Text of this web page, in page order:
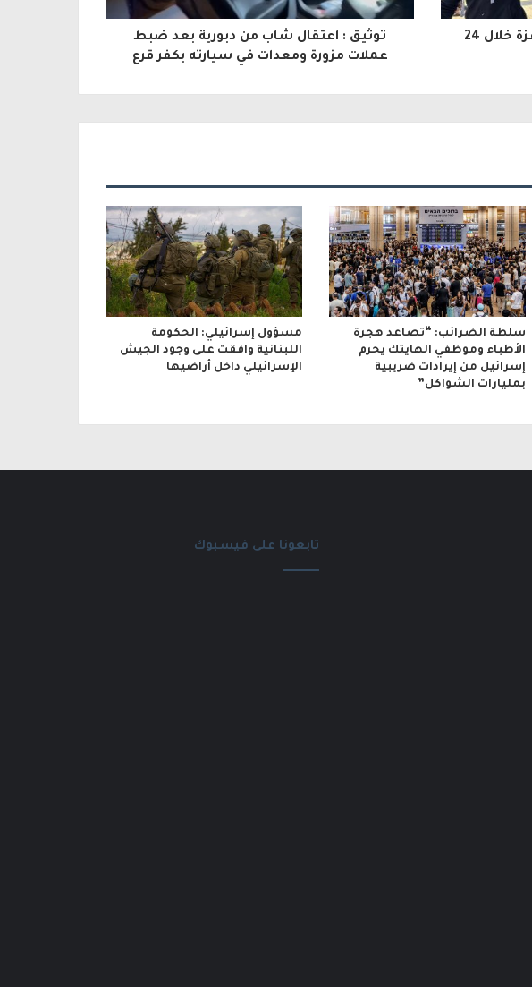
صحة غزة: 5 مجازر للاحتلال في غزة خلال 24
توثيق : اعتقال شاب من دبورية بعد ضبط
عملات مزورة ومعدات في سيارته بكفر قرع
سلطة الضرائب: “تصاعد هجرة
الأطباء وموظفي الهايتك يحرم
إسرائيل من إيرادات ضريبية
بمليارات الشواكل”
مسؤول إسرائيلي: الحكومة
اللبنانية وافقت على وجود الجيش
الإسرائيلي داخل أراضيها
تابعونا على فيسبوك